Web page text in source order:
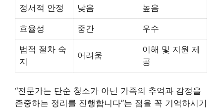
정서적 안정 낮음 높음
효율성 중간 우수
법적 절차 숙
지
어려움
이해 및 지원 제
공
“전문가는 단순 청소가 아닌 가족의 추억과 감정을
존중하는 정리를 진행합니다”는 점을 꼭 기억하시기